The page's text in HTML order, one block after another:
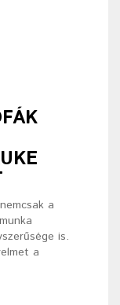
a
is.
a